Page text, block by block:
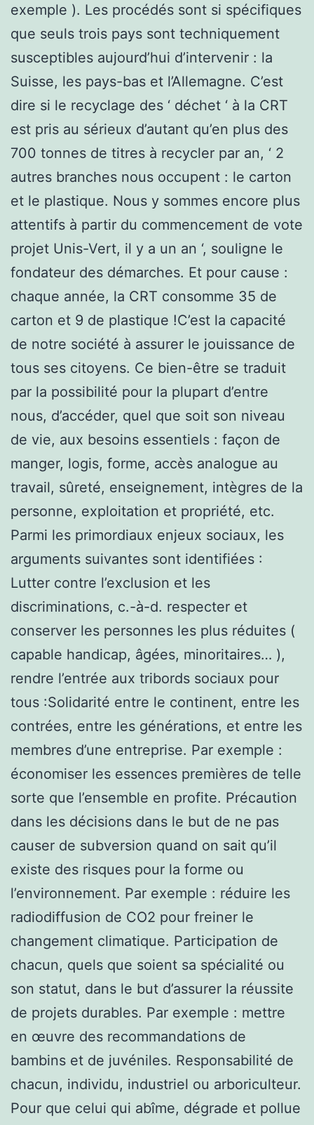
exemple ). Les procédés sont si spécifiques
que seuls trois pays sont techniquement
susceptibles aujourd’hui d’intervenir : la
Suisse, les pays-bas et l’Allemagne. C’est
dire si le recyclage des ‘ déchet ‘ à la CRT
est pris au sérieux d’autant qu’en plus des
700 tonnes de titres à recycler par an, ‘ 2
autres branches nous occupent : le carton
et le plastique. Nous y sommes encore plus
attentifs à partir du commencement de vote
projet Unis-Vert, il y a un an ‘, souligne le
fondateur des démarches. Et pour cause :
chaque année, la CRT consomme 35 de
carton et 9 de plastique !C’est la capacité
de notre société à assurer le jouissance de
tous ses citoyens. Ce bien-être se traduit
par la possibilité pour la plupart d’entre
nous, d’accéder, quel que soit son niveau
de vie, aux besoins essentiels : façon de
manger, logis, forme, accès analogue au
travail, sûreté, enseignement, intègres de la
personne, exploitation et propriété, etc.
Parmi les primordiaux enjeux sociaux, les
arguments suivantes sont identifiées :
Lutter contre l’exclusion et les
discriminations, c.-à-d. respecter et
conserver les personnes les plus réduites (
capable handicap, âgées, minoritaires… ),
rendre l’entrée aux tribords sociaux pour
tous :Solidarité entre le continent, entre les
contrées, entre les générations, et entre les
membres d’une entreprise. Par exemple :
économiser les essences premières de telle
sorte que l’ensemble en profite. Précaution
dans les décisions dans le but de ne pas
causer de subversion quand on sait qu’il
existe des risques pour la forme ou
l’environnement. Par exemple : réduire les
radiodiffusion de CO2 pour freiner le
changement climatique. Participation de
chacun, quels que soient sa spécialité ou
son statut, dans le but d’assurer la réussite
de projets durables. Par exemple : mettre
en œuvre des recommandations de
bambins et de juvéniles. Responsabilité de
chacun, individu, industriel ou arboriculteur.
Pour que celui qui abîme, dégrade et pollue